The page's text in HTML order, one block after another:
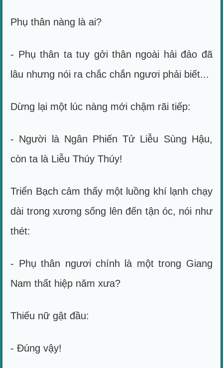
Phụ thân nàng là ai?
- Phụ thân ta tuy gởi thân ngoài hải đảo đã
lâu nhưng nói ra chắc chắn ngươi phải biết...
Dừng lại một lúc nàng mới chậm rãi tiếp:
- Người là Ngân Phiến Tử Liễu Sùng Hậu,
còn ta là Liễu Thúy Thúy!
Triển Bạch cảm thấy một luồng khí lạnh chạy
dài trong xương sống lên đến tận óc, nói như
thét:
- Phụ thân ngươi chính là một trong Giang
Nam thất hiệp năm xưa?
Thiếu nữ gật đầu:
- Đúng vậy!